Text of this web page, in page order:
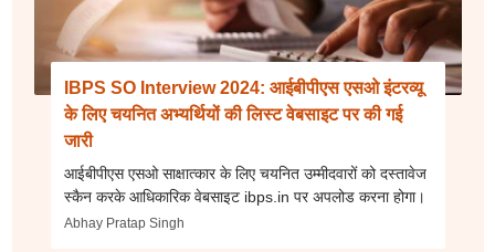
IBPS SO Interview 2024: आईबीपीएस एसओ इंटरव्यू
के लिए चयनित अभ्यर्थियों की लिस्ट वेबसाइट पर की गई
जारी
आईबीपीएस एसओ साक्षात्कार के लिए चयनित उम्मीदवारों को दस्तावेज
स्कैन करके आधिकारिक वेबसाइट ibps.in पर अपलोड करना होगा।
Abhay Pratap Singh